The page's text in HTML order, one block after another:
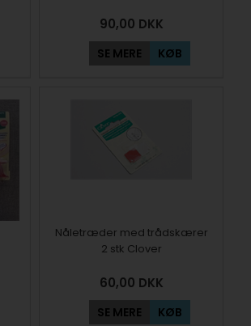
90,00 DKK
SE MERE KØB
Nåletræder med trådskærer
2 stk Clover
60,00 DKK
SE MERE KØB